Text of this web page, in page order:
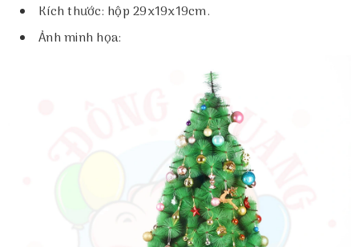
Kích thước: hộp 29x19x19cm.
Ảnh minh họa: